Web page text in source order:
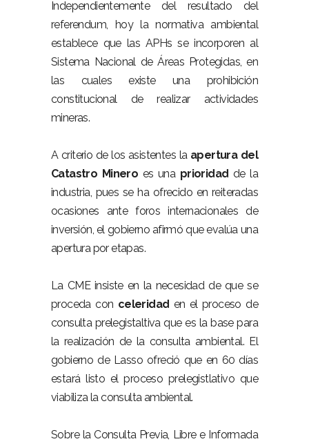
Independientemente del resultado del
referendum, hoy la normativa ambiental
establece que las APHs se incorporen al
Sistema Nacional de Áreas Protegidas, en
las cuales existe una prohibición
constitucional de realizar actividades
mineras.
A criterio de los asistentes la apertura del
Catastro Minero es una prioridad de la
industria, pues se ha ofrecido en reiteradas
ocasiones ante foros internacionales de
inversión, el gobierno afirmó que evalúa una
apertura por etapas.
La CME insiste en la necesidad de que se
proceda con celeridad en el proceso de
consulta prelegistaltiva que es la base para
la realización de la consulta ambiental. El
gobierno de Lasso ofreció que en 60 días
estará listo el proceso prelegistlativo que
viabiliza la consulta ambiental.
Sobre la Consulta Previa, Libre e Informada